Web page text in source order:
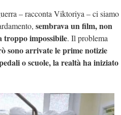
– racconta Viktoriya – ci siamo
sembrava un film, non
troppo impossibile. Il problema
sono arrivate le prime notizie
o scuole, la realtà ha iniziato